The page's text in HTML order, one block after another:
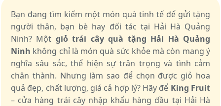
Bạn đang tìm kiếm một món quà tinh tế để gửi tặng
người thân, bạn bè hay đối tác tại Hải Hà Quảng
Ninh? Một giỏ trái cây quà tặng Hải Hà Quảng
Ninh không chỉ là món quà sức khỏe mà còn mang ý
nghĩa sâu sắc, thể hiện sự trân trọng và tình cảm
chân thành. Nhưng làm sao để chọn được giỏ hoa
quả đẹp, chất lượng, giá cả hợp lý? Hãy để King Fruit
– cửa hàng trái cây nhập khẩu hàng đầu tại Hải Hà